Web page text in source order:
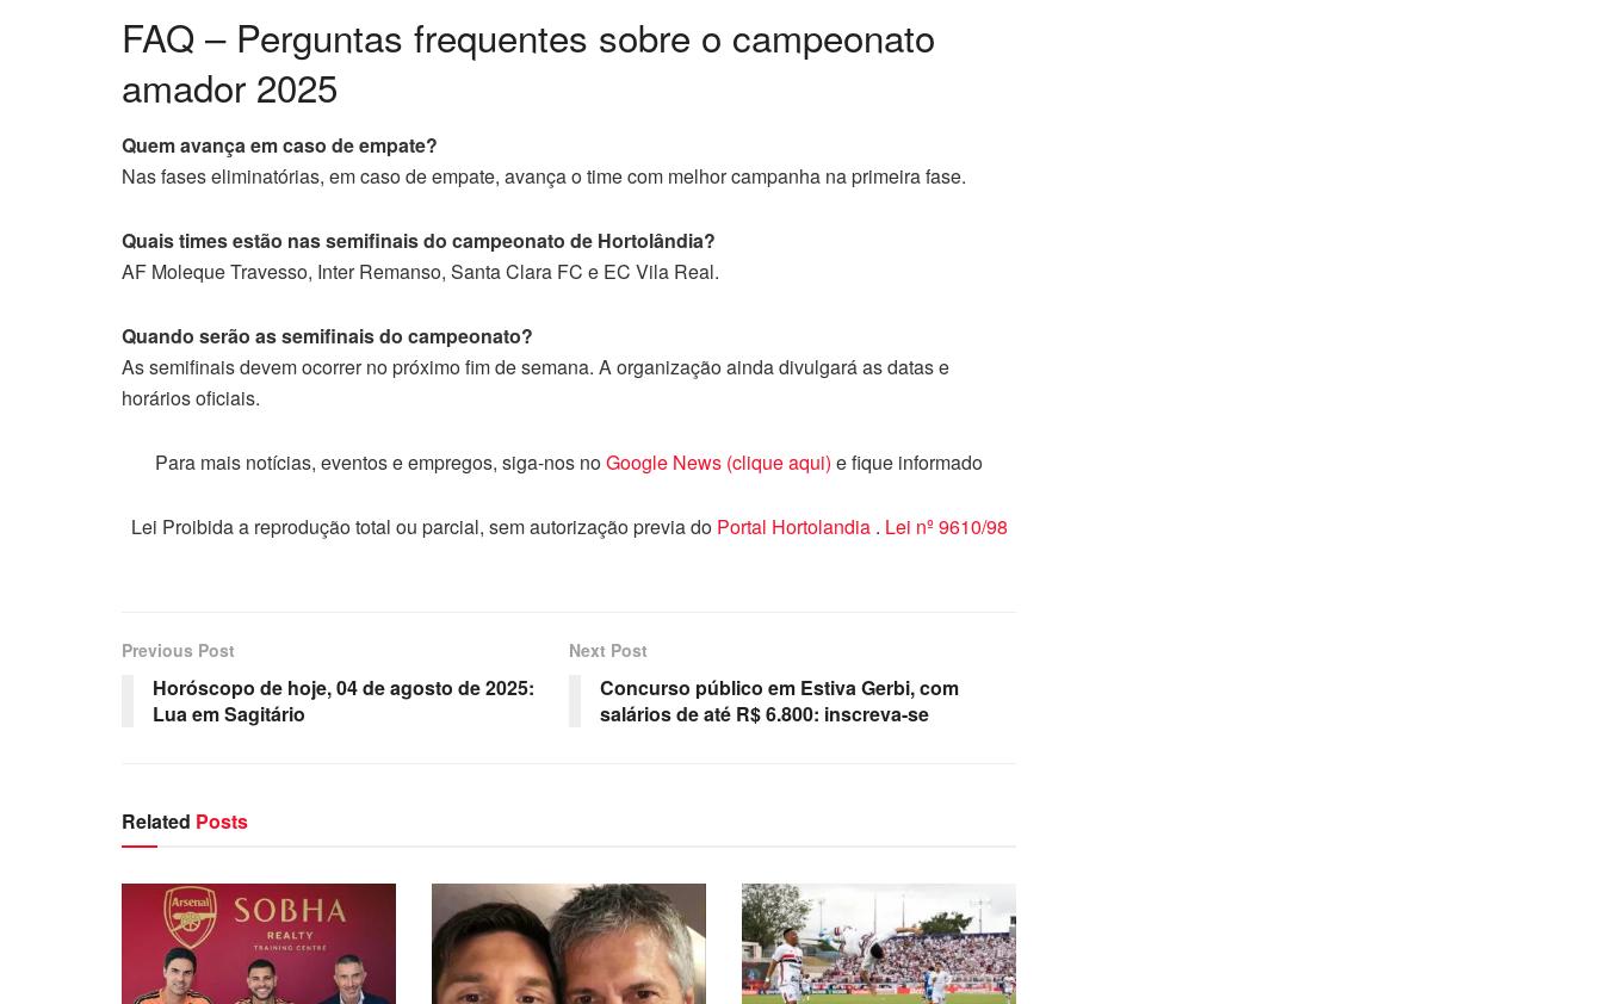
FAQ – Perguntas frequentes sobre o campeonato
amador 2025
Quem avança em caso de empate?
Nas fases eliminatórias, em caso de empate, avança o time com melhor campanha na primeira fase.
Quais times estão nas semifinais do campeonato de Hortolândia?
AF Moleque Travesso, Inter Remanso, Santa Clara FC e EC Vila Real.
Quando serão as semifinais do campeonato?
As semifinais devem ocorrer no próximo fim de semana. A organização ainda divulgará as datas e
horários oficiais.
Para mais notícias, eventos e empregos, siga-nos noGoogle News (clique aqui) e fique informado
Lei Proibida a reprodução total ou parcial, sem autorização previa do Portal Hortolandia . Lei nº 9610/98
Previous Post
Horóscopo de hoje, 04 de agosto de 2025:
Lua em Sagitário
Next Post
Concurso público em Estiva Gerbi, com
salários de até R$ 6.800: inscreva-se
Related Posts